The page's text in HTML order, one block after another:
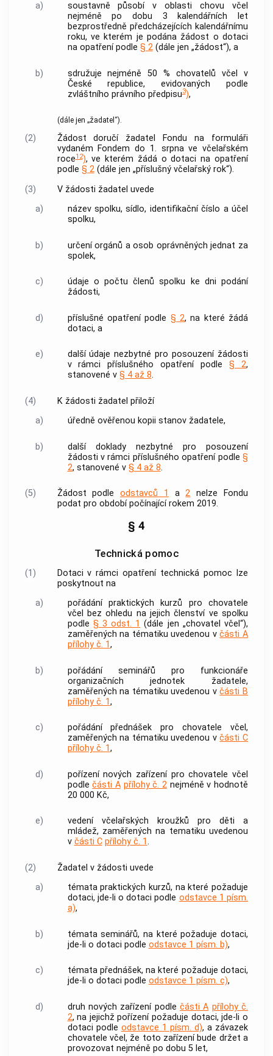
a)
soustavně působí v oblasti chovu včel
nejméně po dobu 3 kalendářních let
bezprostředně předcházejících kalendářnímu
roku, ve kterém je podána žádost o dotaci
na opatření podle § 2(dále jen „žádost“), a
b)
sdružuje nejméně 50 % chovatelů včel v
České republice, evidovaných podle
zvláštního právního předpisu3),
(dále jen „žadatel“).
(2)
Žádost doručí žadatel Fondu na formuláři
vydaném Fondem do 1. srpna ve včelařském
roce12), ve kterém žádá o dotaci na opatření
podle § 2(dále jen „příslušný včelařský rok“).
(3)
V žádosti žadatel uvede
a)
název spolku, sídlo, identifikační číslo a účel
spolku,
b)
určení orgánů a osob oprávněných jednat za
spolek,
c)
údaje o počtu členů spolku ke dni podání
žádosti,
d) příslušné opatření podle § 2, na které žádá
dotaci, a
e)
další údaje nezbytné pro posouzení žádosti
v rámci příslušného opatření podle§ 2,
stanovené v § 4 až 8.
(4)
K žádosti žadatel přiloží
a)
úředně ověřenou kopii stanov žadatele,
b)
další doklady nezbytné pro posouzení
žádosti v rámci příslušného opatření podle §
2, stanovené v § 4 až 8.
(5) Žádost podleodstavců 1 a2 nelze Fondu
podat pro období počínající rokem 2019.
§ 4
Technická pomoc
(1)
Dotaci v rámci opatření technická pomoc lze
poskytnout na
a)
pořádání praktických kurzů pro chovatele
včel bez ohledu na jejich členství ve spolku
podle § 3 odst. 1 (dále jen „chovatel včel“),
zaměřených na tématiku uvedenou včásti A
přílohy č. 1,
b)
pořádání seminářů pro funkcionáře
organizačních jednotek žadatele,
zaměřených na tématiku uvedenou včásti B
přílohy č. 1,
c)
pořádání přednášek pro chovatele včel,
zaměřených na tématiku uvedenou včásti C
přílohy č. 1,
d)
pořízení nových zařízení pro chovatele včel
podlečásti A přílohy č. 2nejméně v hodnotě
20 000 Kč,
e)
vedení včelařských kroužků pro děti a
mládež, zaměřených na tematiku uvedenou
v části C přílohy č. 1.
(2)
Žadatel v žádosti uvede
a)
témata praktických kurzů, na které požaduje
dotaci, jde-li o dotaci podle odstavce 1 písm.
a),
b)
témata seminářů, na které požaduje dotaci,
jde-li o dotaci podle odstavce 1 písm. b),
c)
témata přednášek, na které požaduje dotaci,
jde-li o dotaci podle odstavce 1 písm. c),
d) druh nových zařízení podle části A přílohy č.
2, na jejichž pořízení požaduje dotaci, jde-li o
dotaci podle odstavce 1 písm. d), a závazek
chovatele včel, že toto zařízení bude držet a
provozovat nejméně po dobu 5 let,